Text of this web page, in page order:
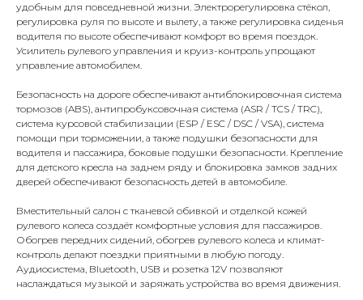
удобным для повседневной жизни. Электрорегулировка стёкол,
регулировка руля по высоте и вылету, а также регулировка сиденья
водителя по высоте обеспечивают комфорт во время поездок.
Усилитель рулевого управления и круиз-контроль упрощают
управление автомобилем.
Безопасность на дороге обеспечивают антиблокировочная система
тормозов (ABS), антипробуксовочная система (ASR / TCS / TRC),
система курсовой стабилизации (ESP / ESC / DSC / VSA), система
помощи при торможении, а также подушки безопасности для
водителя и пассажира, боковые подушки безопасности. Крепление
для детского кресла на заднем ряду и блокировка замков задних
дверей обеспечивают безопасность детей в автомобиле.
Вместительный салон с тканевой обивкой и отделкой кожей
рулевого колеса создаёт комфортные условия для пассажиров.
Обогрев передних сидений, обогрев рулевого колеса и климат-
контроль делают поездки приятными в любую погоду.
Аудиосистема, Bluetooth, USB и розетка 12V позволяют
наслаждаться музыкой и заряжать устройства во время движения.